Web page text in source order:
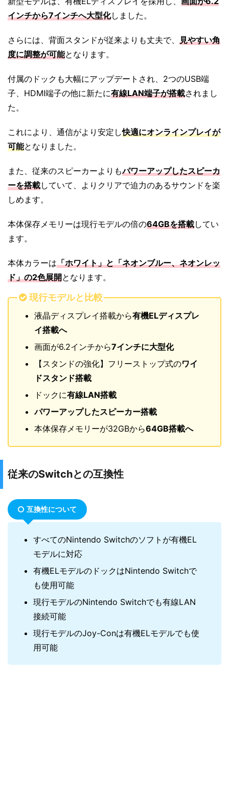
インチから7インチへ大型化しました。
さらには、背面スタンドが従来よりも丈夫で、 見やすい角
度に調整が可能となります。
付属のドックも大幅にアップデートされ、2つのUSB端
子、HDMI端子の他に新たに有線LAN端子が搭載されまし
た。
これにより、通信がより安定し快適にオンラインプレイが
可能となりました。
また、従来のスピーカーよりもパワーアップしたスピーカ
ーを搭載していて、よりクリアで迫力のあるサウンドを楽
しめます。
本体保存メモリーは現行モデルの倍の64GBを搭載してい
ます。
本体カラーは「ホワイト」と「ネオンブルー、ネオンレッ
ド」の2色展開となります。
現行モデルと比較
液晶ディスプレイ搭載から有機ELディスプレ
イ搭載へ
画面が6.2インチから7インチに大型化
【スタンドの強化】フリーストップ式のワイ
ドスタンド搭載
ドックに有線LAN搭載
パワーアップしたスピーカー搭載
本体保存メモリーが32GBから64GB搭載へ
従来のSwitchとの互換性
互換性について
すべてのNintendo Switchのソフトが有機EL
モデルに対応
有機ELモデルのドックはNintendo Switchで
も使用可能
現行モデルのNintendo Switchでも有線LAN
接続可能
現行モデルのJoy-Conは有機ELモデルでも使
用可能